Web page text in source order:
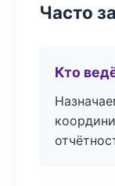
Часто
Кто